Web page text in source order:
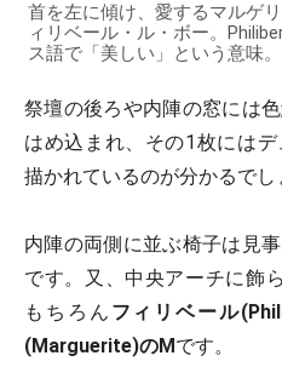
首を左に傾け、愛するマルゲ
ィリベール・ル・ボー。
ス語で「美しい」という意味。
祭壇の後ろや内陣の窓には
はめ込まれ、その1枚には
描かれているのが分かるでし
内陣の両側に並ぶ椅子は見
です。又、中央アーチに飾
もちろん フィリベール
(Marguerite)のMです。